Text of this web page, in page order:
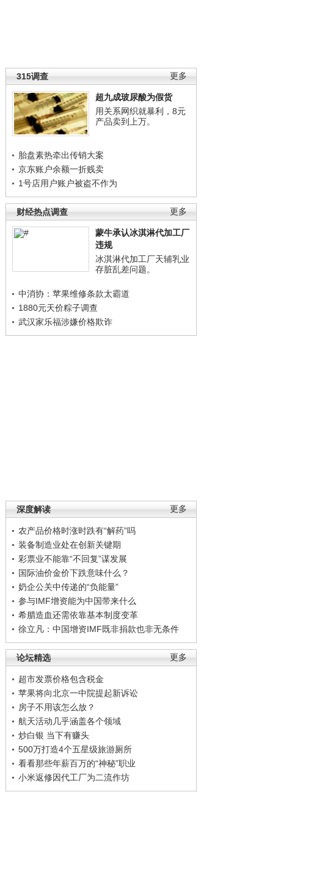
更多
315调查
超九成玻尿酸为假货
用关系网织就暴利，8元
产品卖到上万。
胎盘素热牵出传销大案
京东账户余额一折贱卖
1号店用户账户被盗不作为
更多
财经热点调查
蒙牛承认冰淇淋代加工厂
违规
冰淇淋代加工厂天辅乳业
存脏乱差问题。
中消协：苹果维修条款太霸道
1880元天价粽子调查
武汉家乐福涉嫌价格欺诈
更多
深度解读
农产品价格时涨时跌有“解药”吗
装备制造业处在创新关键期
彩票业不能靠“不回复”谋发展
国际油价金价下跌意味什么？
奶企公关中传递的“负能量”
参与IMF增资能为中国带来什么
希腊造血还需依靠基本制度变革
徐立凡：中国增资IMF既非捐款也非无条件
更多
论坛精选
超市发票价格包含税金
苹果将向北京一中院提起新诉讼
房子不用该怎么放？
航天活动几乎涵盖各个领域
炒白银 当下有赚头
500万打造4个五星级旅游厕所
看看那些年薪百万的“神秘”职业
小米返修因代工厂为二流作坊